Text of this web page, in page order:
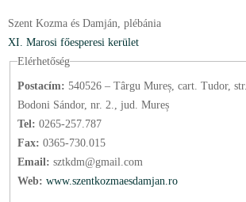
Szent Kozma és Damján, plébánia
XI. Marosi főesperesi kerület
Elérhetőség
Postacím: 540526 – Târgu Mureș, cart. Tudor, str.
Bodoni Sándor, nr. 2., jud. Mureș
Tel: 0265-257.787
Fax: 0365-730.015
Email: sztkdm@gmail.com
Web: www.szentkozmaesdamjan.ro